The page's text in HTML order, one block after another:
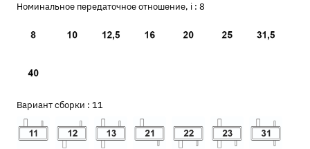
Номинальное передаточное отношение, i : 8
Вариант сборки : 11